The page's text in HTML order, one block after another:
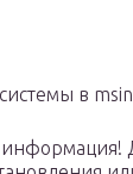
в
информация!